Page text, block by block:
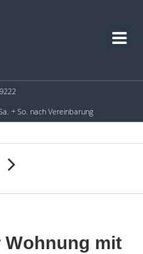
+ So. nach Vereinbarung
Wohnung mit